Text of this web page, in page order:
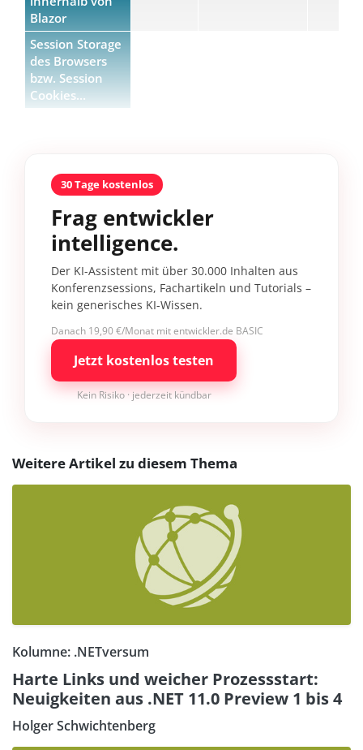
Blazor
Session Storage
des Browsers
bzw. Session
Cookies...
30 Tage kostenlos
Frag entwickler
intelligence.
Der KI-Assistent mit über 30.000 Inhalten aus
Konferenzsessions, Fachartikeln und Tutorials –
kein generisches KI-Wissen.
Danach 19,90 €/Monat mit entwickler.de BASIC
Jetzt kostenlos testen
Kein Risiko · jederzeit kündbar
Weitere Artikel zu diesem Thema
Kolumne: .NETversum
Harte Links und weicher Prozessstart:
Neuigkeiten aus .NET 11.0 Preview 1 bis 4
Holger Schwichtenberg